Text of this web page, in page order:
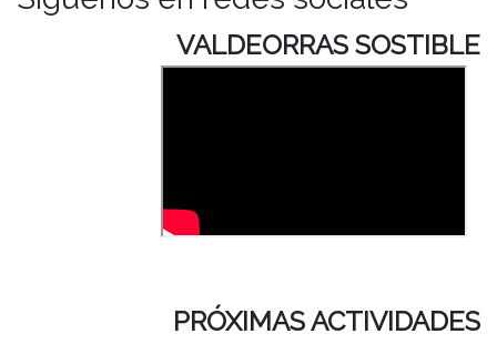
VALDEORRAS SOSTIBLE
PRÓXIMAS ACTIVIDADES